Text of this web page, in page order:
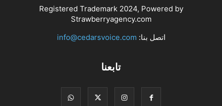
Registered Trademark 2024, Powered by
Strawberryagency.com
اتصل بنا: info@cedarsvoice.com
تابعنا